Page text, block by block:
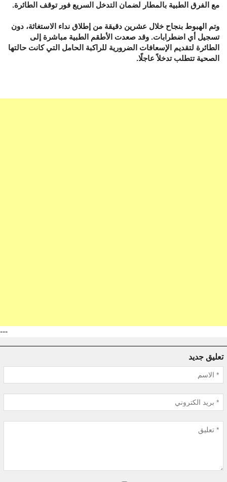
مع الفرق الطبية بالمطار لضمان التدخل السريع فور توقف الطائرة.
وتم الهبوط بنجاح خلال عشرين دقيقة من إطلاق نداء الاستغاثة، دون
تسجيل أي اضطرابات. وقد صعدت الأطقم الطبية مباشرة إلى
الطائرة لتقديم الإسعافات الضرورية للراكبة الحامل التي كانت حالتها
الصحية تتطلب تدخلاً عاجلًا.
---
تعليق جديد